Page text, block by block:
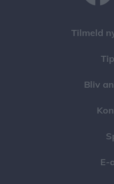
Tilmeld
Bliv
E-